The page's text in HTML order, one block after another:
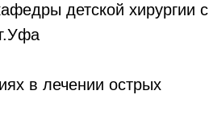
детской хирургии с
в лечении острых